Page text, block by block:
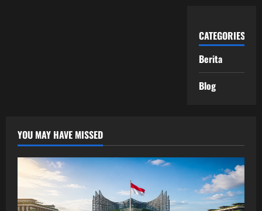
CATEGORIES
Berita
Blog
YOU MAY HAVE MISSED